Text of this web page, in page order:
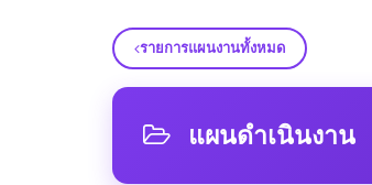
รายการแผนงานทั้งหมด
แผนดำเนินงาน